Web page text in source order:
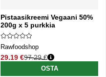
Pistaasikreemi Vegaani 50%
200g x 5 purkkia
Rawfoodshop
29.19 €
Normaali hinta
97.29 €
OSTA